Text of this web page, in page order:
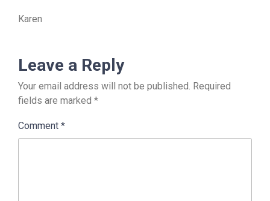
Karen
Leave a Reply
Your email address will not be published. Required
fields are marked *
Comment *